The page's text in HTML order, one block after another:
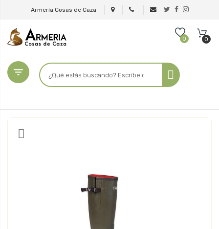
Armería Cosas de Caza
0 0
